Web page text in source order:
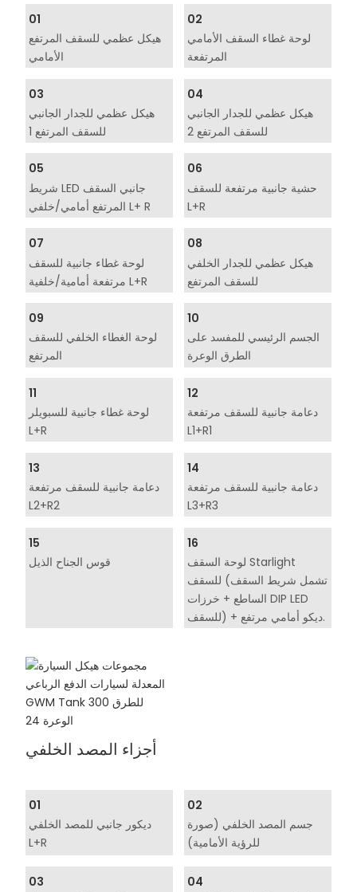
01
هيكل عظمي للسقف المرتفع
الأمامي
02
لوحة غطاء السقف الأمامي
المرتفعة
03
هيكل عظمي للجدار الجانبي
للسقف المرتفع 1
04
هيكل عظمي للجدار الجانبي
للسقف المرتفع 2
05
شريط LED جانبي السقف
المرتفع أمامي/خلفي L+ R
06
حشية جانبية مرتفعة للسقف
L+R
07
لوحة غطاء جانبية للسقف
مرتفعة أمامية/خلفية L+R
08
هيكل عظمي للجدار الخلفي
للسقف المرتفع
09
لوحة الغطاء الخلفي للسقف
المرتفع
10
الجسم الرئيسي للمفسد على
الطرق الوعرة
11
لوحة غطاء جانبية للسبويلر
L+R
12
دعامة جانبية للسقف مرتفعة
L1+R1
13
دعامة جانبية للسقف مرتفعة
L2+R2
14
دعامة جانبية للسقف مرتفعة
L3+R3
15
قوس الجناح الذيل
16
لوحة السقف Starlight
للسقف (تشمل شريط السقف
الساطع + خرزات DIP LED
للسقف) + ديكو أمامي مرتفع.
أجزاء المصد الخلفي
01
ديكور جانبي للمصد الخلفي
L+R
02
جسم المصد الخلفي (صورة
للرؤية الأمامية)
03
04